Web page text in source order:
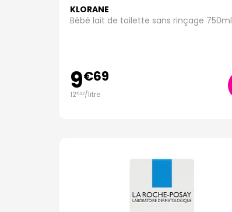
KLORANE
Bébé lait de toilette sans rinçage 750ml
9€69
12€92/litre